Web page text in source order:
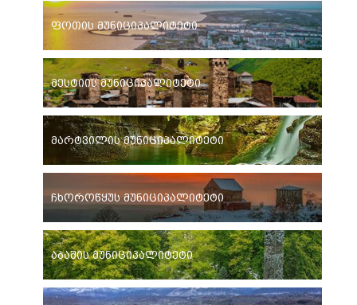
ფოთის მუნიციპალიტეტი
მესტიის მუნიციპალიტეტი
მარტვილის მუნიციპალიტეტი
ჩხოროწყუს მუნიციპალიტეტი
აბაშის მუნიციპალიტეტი